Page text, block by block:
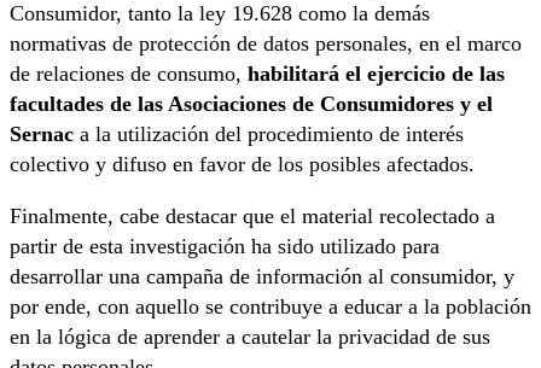
Consumidor, tanto la ley 19.628 como la demás
normativas de protección de datos personales, en el marco
de relaciones de consumo, habilitará el ejercicio de las
facultades de las Asociaciones de Consumidores y el
Sernac a la utilización del procedimiento de interés
colectivo y difuso en favor de los posibles afectados.
Finalmente, cabe destacar que el material recolectado a
partir de esta investigación ha sido utilizado para
desarrollar una campaña de información al consumidor, y
por ende, con aquello se contribuye a educar a la población
en la lógica de aprender a cautelar la privacidad de sus